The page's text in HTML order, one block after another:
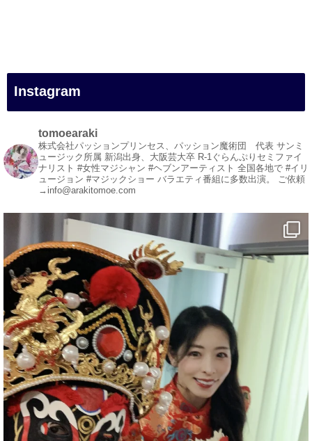
#白浜町
#変面ショー
#イベント
#宴会
#余興
1 5 X
マジシャン派遣 パッションプリンセス【公式】
@comedy_illusion · 7 8月
お疲れ様です
YouTubeを更新しました
https://youtu.be/9sHKhUQBmUE @YouTube
#企業公式がお疲れ様を言い合う
#チャンネル登録おねがいします
#愛媛県
#新居浜市
#マイントピア別子
#泉寿亭
#有形文化財
Instagram
tomoearaki
株式会社パッションプリンセス、パッション魔術団 代表 サンミ
ュージック所属 新潟出身、大阪芸大卒 R-1ぐらんぷりセミファイ
ナリスト #女性マジシャン #ヘブンアーティスト 全国各地で #イリ
ュージョン #マジックショー バラエティ番組に多数出演。 ご依頼
→info@arakitomoe.com